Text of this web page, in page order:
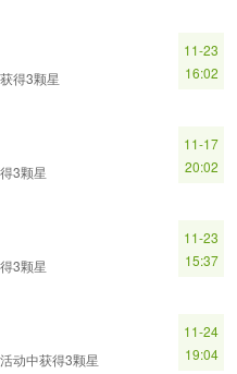
得3颗星
11-23
16:02
3颗星
11-17
20:02
3颗星
11-23
15:37
动中获得3颗星
11-24
19:04